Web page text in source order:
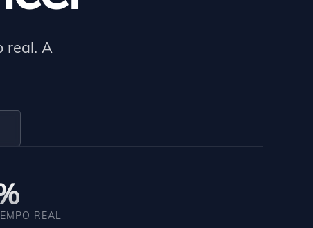
real. A
REAL